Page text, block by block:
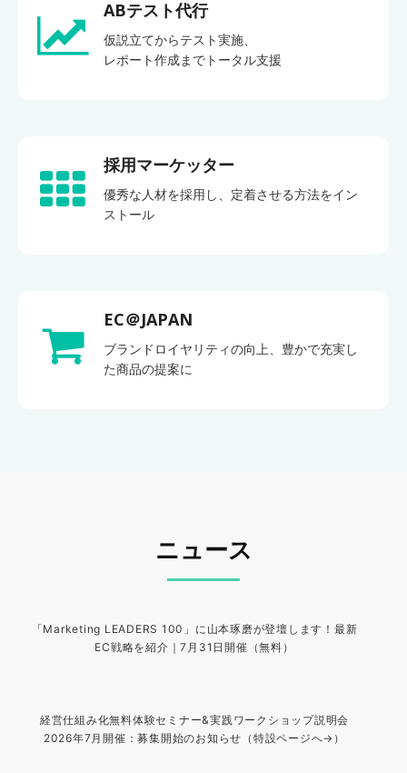
ABテスト代行
仮説立てからテスト実施、
レポート作成までトータル支援
採用マーケッター
優秀な人材を採用し、定着させる方法をイン
ストール
EC＠JAPAN
ブランドロイヤリティの向上、豊かで充実し
た商品の提案に
ニュース
「Marketing LEADERS 100」に山本琢磨が登壇します！最新
EC戦略を紹介｜7月31日開催（無料）
経営仕組み化無料体験セミナー&実践ワークショップ説明会
2026年7月開催：募集開始のお知らせ（特設ページへ→）